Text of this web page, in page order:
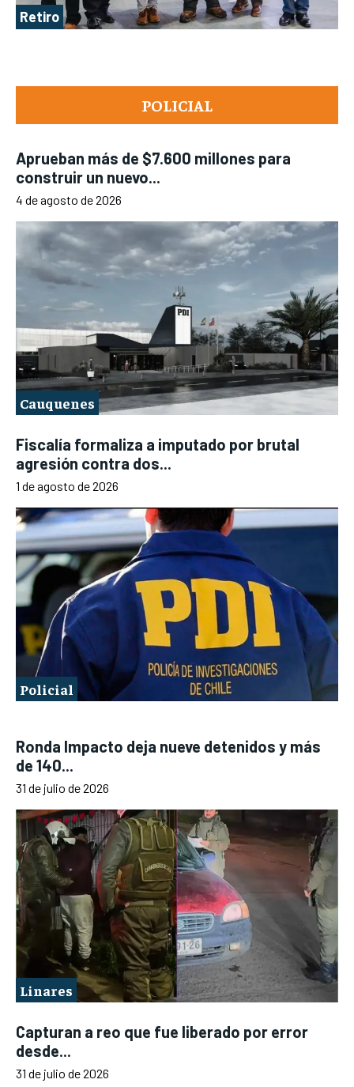
POLICIAL
Aprueban más de $7.600 millones para
construir un nuevo...
4 de agosto de 2026
Cauquenes
Fiscalía formaliza a imputado por brutal
agresión contra dos...
1 de agosto de 2026
Policial
Ronda Impacto deja nueve detenidos y más
de 140...
31 de julio de 2026
Linares
Capturan a reo que fue liberado por error
desde...
31 de julio de 2026
Retiro